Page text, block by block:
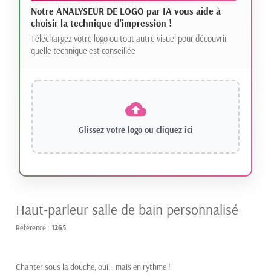
Notre ANALYSEUR DE LOGO par IA vous aide à
choisir la technique d'impression !
Téléchargez votre logo ou tout autre visuel pour découvrir
quelle technique est conseillée
Glissez votre logo ou cliquez ici
Haut-parleur salle de bain personnalisé
Référence : 1265
Chanter sous la douche, oui… mais en rythme !